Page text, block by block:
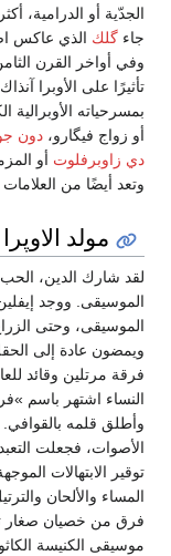
الجدّية أو الدرامية،
جاء گلك الذي عاكس
وفي أواخر القرن
تأثيرًا على الأوبرا
بمسرحياته الأوبرالية
أو زواج فيگارو، دون
دي زاوبرفلوت أو
وتعد أيضًا من
مولد الاوپرا
لقد شارك الدين،
الموسيقى. ووجد
الموسيقى، وحتى
فرقة مرتلين وقائد
النساء اشتهر باسم
وأطلق قلمه
الأصوات، فجعلت
توقير الابتهالات
فرق من خصيان صغار
موسيقى الكنيسة